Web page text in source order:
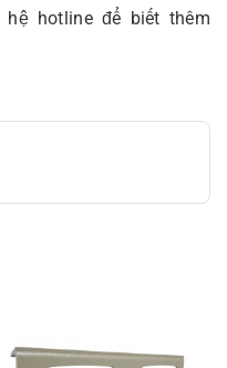
hotline để biết thêm